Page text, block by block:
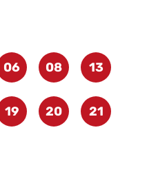
06 08 13
19 20 21